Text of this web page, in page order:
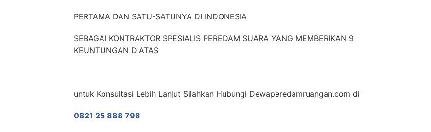
PERTAMA DAN SATU-SATUNYA DI INDONESIA
SEBAGAI KONTRAKTOR SPESIALIS PEREDAM SUARA YANG MEMBERIKAN 9
KEUNTUNGAN DIATAS
untuk Konsultasi Lebih Lanjut Silahkan Hubungi Dewaperedamruangan.com di
0821 25 888 798